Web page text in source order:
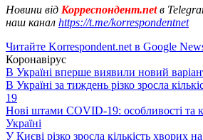
Новини від Корреспондент.netв
наш канал https://t.me/korrespondentnet
Читайте Korrespondent.net в Google
Коронавірус
В Україні вперше виявили новий
В Україні за тиждень різко зросла
19
Нові штами COVID-19: особливості та
Україні
У Києві різко зросла кількість хворих